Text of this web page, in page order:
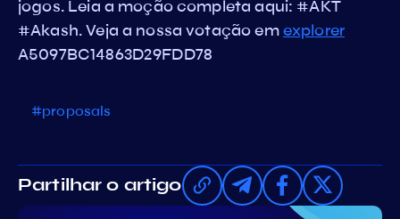
jogos. Leia a moção completa aqui: #AKT
#Akash. Veja a nossa votação emexplorer
A5097BC14863D29FDD78
#proposals
Partilhar o artigo